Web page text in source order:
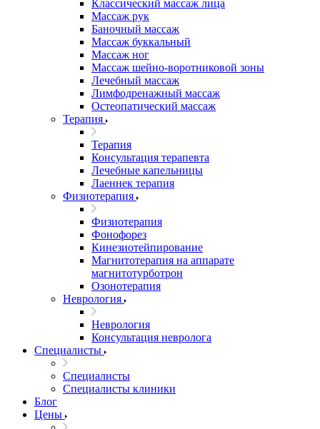
Классический массаж лица
Массаж рук
Баночный массаж
Массаж буккальный
Массаж ног
Массаж шейно-воротниковой зоны
Лечебный массаж
Лимфодренажный массаж
Остеопатический массаж
Терапия
Терапия
Консультация терапевта
Лечебные капельницы
Лаеннек терапия
Физиотерапия
Физиотерапия
Фонофорез
Кинезиотейпирование
Магнитотерапия на аппарате
магнитотурботрон
Озонотерапия
Неврология
Неврология
Консультация невролога
Специалисты
Специалисты
Специалисты клиники
Блог
Цены